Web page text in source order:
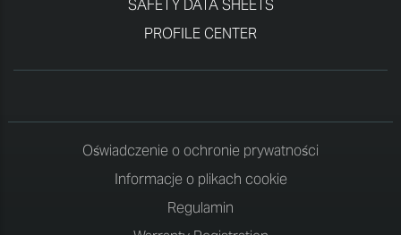
SAFETY DATA SHEETS
PROFILE CENTER
Oświadczenie o ochronie prywatności
Informacje o plikach cookie
Regulamin